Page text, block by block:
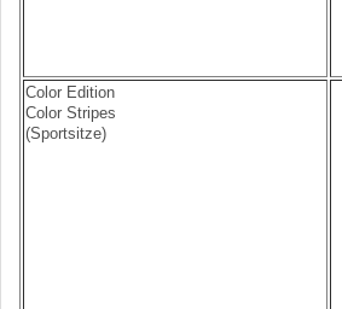
Color Edition
Color Stripes
(Sportsitze)